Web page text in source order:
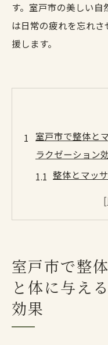
す。室戸市の美しい
は日常の疲れを忘れ
援します。
室戸市で整体と
ラクゼーション
整体とマッ
血流改善で
リラクゼー
整体施術で
鍼灸で室戸市の
を取り戻す
室戸市で整
と体に与え
効果